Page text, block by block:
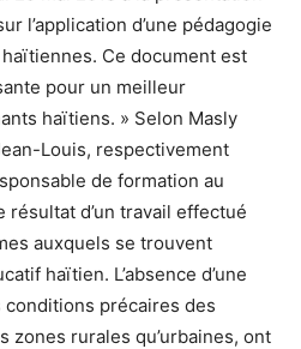
l’application d’une pédagogie
Ce document est
pour un meilleur
haïtiens. » Selon Masly
Louis, respectivement
de formation au
résultat d’un travail effectué
auxquels se trouvent
haïtien. L’absence d’une
précaires des
zones rurales qu’urbaines, ont